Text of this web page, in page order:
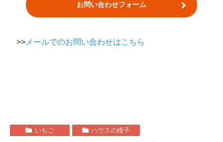
お問い合わせフォーム
>>メールでのお問い合わせはこちら
いちご ハウスの様子